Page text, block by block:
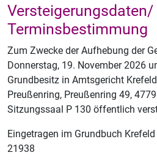
Versteigerungsdaten/​
Terminsbestimmung
Zum Zwecke der Aufhebung der
Donnerstag, 19. November 2026
Grundbesitz in Amtsgericht
Preußenring, Preußenring 49,
Sitzungssaal P 130 öffentlich
Eingetragen im Grundbuch
21938